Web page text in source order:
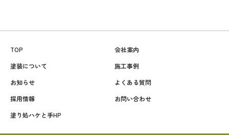
TOP
会社案内
塗装について
施工事例
お知らせ
よくある質問
採用情報
お問い合わせ
塗り処ハケと手HP